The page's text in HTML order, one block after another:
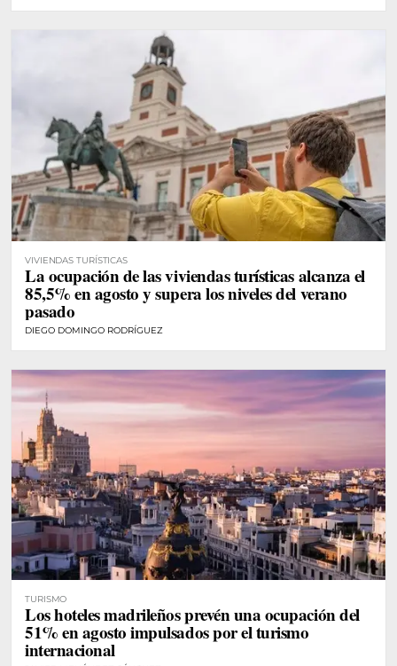
VIVIENDAS TURÍSTICAS
La ocupación de las viviendas turísticas alcanza el
85,5% en agosto y supera los niveles del verano
pasado
DIEGO DOMINGO RODRÍGUEZ
TURISMO
Los hoteles madrileños prevén una ocupación del
51% en agosto impulsados por el turismo
internacional